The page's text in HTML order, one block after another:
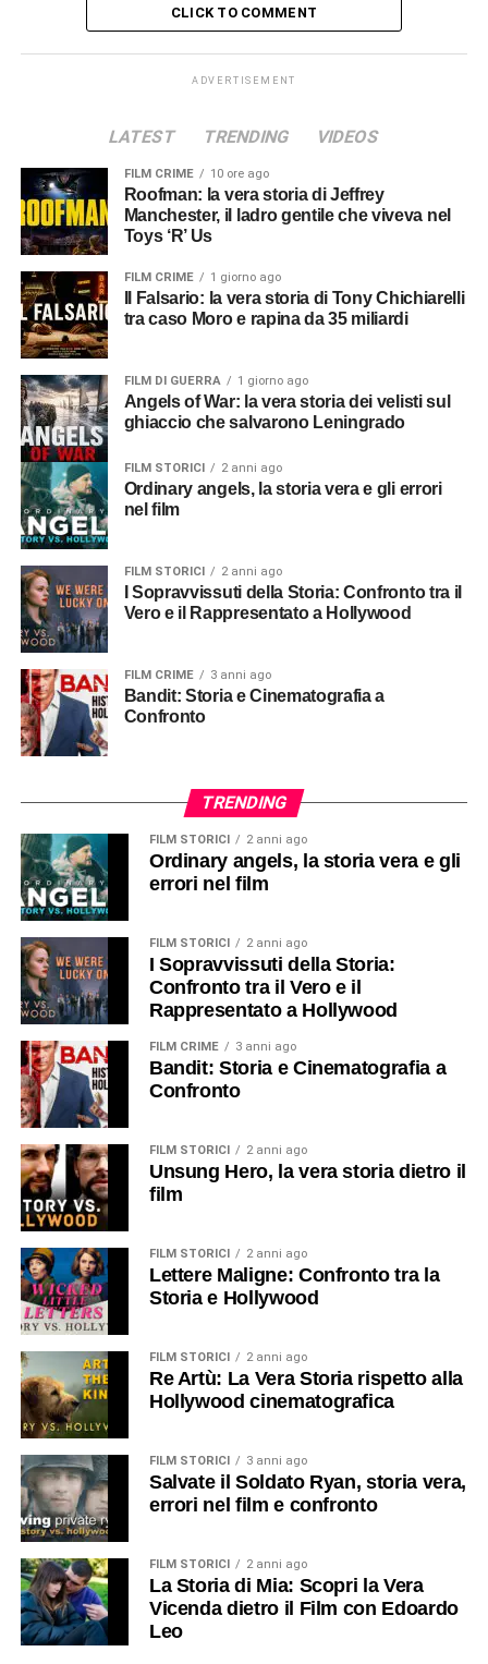
CLICK TO COMMENT
ADVERTISEMENT
LATEST TRENDING VIDEOS
FILM CRIME 10 ore ago
Roofman: la vera storia di Jeffrey
Manchester, il ladro gentile che viveva nel
Toys ‘R’ Us
FILM CRIME 1 giorno ago
tra caso Moro e rapina da 35 miliardi
FILM DI GUERRA 1 giorno ago
Angels of War: la vera storia dei velisti sul
ghiaccio che salvarono Leningrado
FILM STORICI 2 anni ago
Ordinary angels, la storia vera e gli errori
nel film
FILM STORICI 2 anni ago
Vero e il Rappresentato a Hollywood
FILM CRIME 3 anni ago
Bandit: Storia e Cinematografia a
Confronto
TRENDING
FILM STORICI 2 anni ago
Ordinary angels, la storia vera e gli
errori nel film
FILM STORICI 2 anni ago
I Sopravvissuti della Storia:
Confronto tra il Vero e il
Rappresentato a Hollywood
FILM CRIME 3 anni ago
Bandit: Storia e Cinematografia a
Confronto
FILM STORICI 2 anni ago
Unsung Hero, la vera storia dietro il
film
FILM STORICI 2 anni ago
Lettere Maligne: Confronto tra la
Storia e Hollywood
FILM STORICI 2 anni ago
Re Artù: La Vera Storia rispetto alla
Hollywood cinematografica
FILM STORICI 3 anni ago
Salvate il Soldato Ryan, storia vera,
errori nel film e confronto
FILM STORICI 2 anni ago
La Storia di Mia: Scopri la Vera
Vicenda dietro il Film con Edoardo
Leo